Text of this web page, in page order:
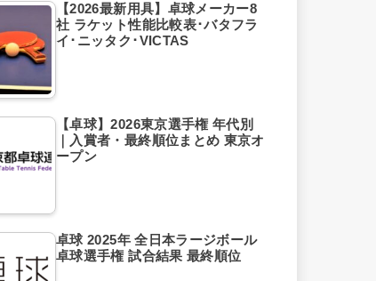
【2026最新用具】卓球メーカー8
社 ラケット性能比較表･バタフラ
イ･ニッタク･VICTAS
【卓球】2026東京選手権 年代別
｜入賞者・最終順位まとめ 東京オ
ープン
卓球 2025年 全日本ラージボール
卓球選手権 試合結果 最終順位